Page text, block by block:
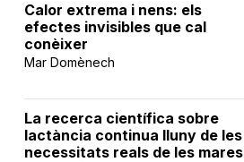
Calor extrema i nens: els
efectes invisibles que cal
conèixer
Mar Domènech
La recerca científica sobre
lactància continua lluny de les
necessitats reals de les mares